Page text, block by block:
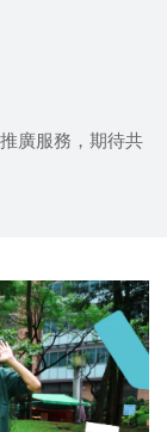
廣服務，期待共